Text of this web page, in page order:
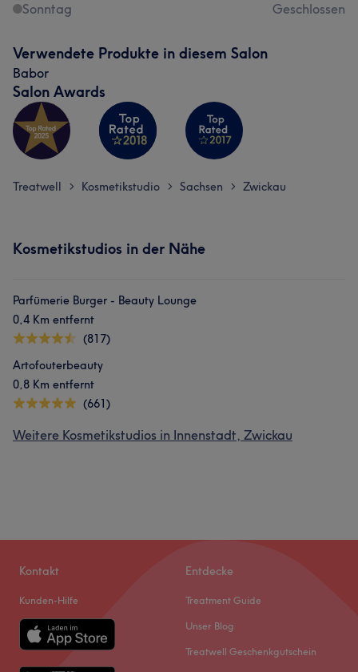
Was unsere Kunden über Claudia sagen
Kompetent 13
Sonntag
Geschlossen
Verwendete Produkte in diesem Salon
Babor
Salon Awards
Treatwell > Kosmetikstudio > Sachsen > Zwickau
Kosmetikstudios in der Nähe
Parfümerie Burger - Beauty Lounge
0,4 Km entfernt
(817)
Artofouterbeauty
0,8 Km entfernt
(661)
Weitere Kosmetikstudios in Innenstadt, Zwickau
Kontakt
Kunden-Hilfe
Entdecke
Treatment Guide
Unser Blog
Treatwell Geschenkgutschein